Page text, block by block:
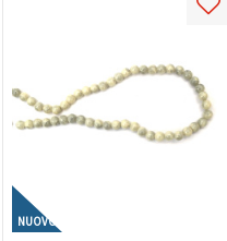
NUOVO